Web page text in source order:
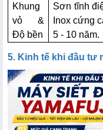
Khung
vỏ &
Độ bền
Sơn tĩnh
Inox cứng
5 - 10 năm.
5. Kinh tế khi đầu tư